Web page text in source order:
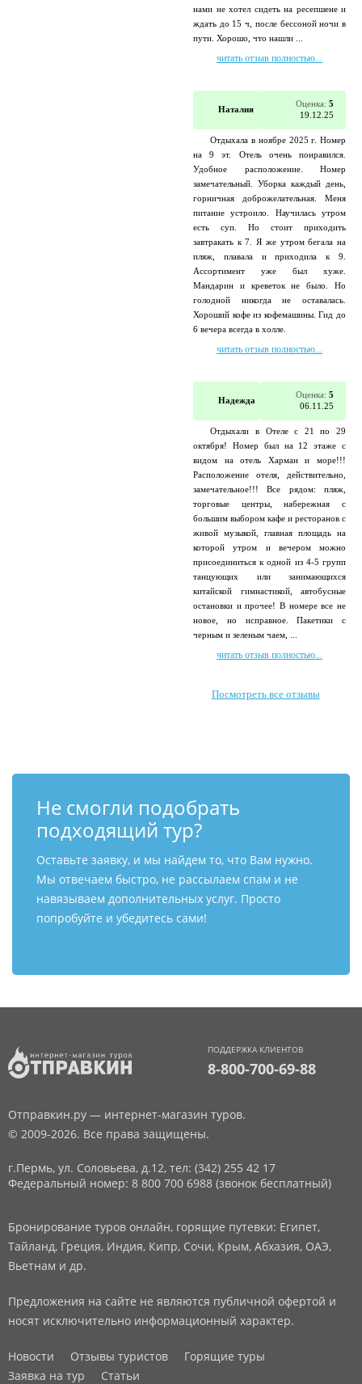
нами не хотел сидеть на ресепшене и
ждать до 15 ч, после бессоной ночи в
пути. Хорошо, что нашли ...
читать отзыв полностью...
Наталия
Оценка: 5
19.12.25
Отдыхала в ноябре 2025 г. Номер
на 9 эт. Отель очень понравился.
Удобное расположение. Номер
замечательный. Уборка каждый день,
горничная доброжелательная. Меня
питание устроило. Научилась утром
есть суп. Но стоит приходить
завтракать к 7. Я же утром бегала на
пляж, плавала и приходила к 9.
Ассортимент уже был хуже.
Мандарин и креветок не было. Но
голодной никогда не оставалась.
Хороший кофе из кофемашины. Гид до
6 вечера всегда в холле.
читать отзыв полностью...
Надежда
Оценка: 5
06.11.25
Отдыхали в Отеле с 21 по 29
октября! Номер был на 12 этаже с
видом на отель Харман и море!!!
Расположение отеля, действительно,
замечательное!!! Все рядом: пляж,
торговые центры, набережная с
большим выбором кафе и ресторанов с
живой музыкой, главная площадь на
которой утром и вечером можно
присоединиться к одной из 4-5 групп
танцующих или занимающихся
китайской гимнастикой, автобусные
остановки и прочее! В номере все не
новое, но исправное. Пакетики с
черным и зеленым чаем, ...
читать отзыв полностью...
Посмотреть все отзывы
Не смогли подобрать
подходящий тур?
Оставьте заявку, и мы найдем то, что Вам нужно.
Мы отвечаем быстро, не рассылаем спам и не
навязываем дополнительных услуг. Просто
попробуйте и убедитесь сами!
ПОДДЕРЖКА КЛИЕНТОВ
8-800-700-69-88
Отправкин.ру — интернет-магазин туров.
© 2009-2026. Все права защищены.
г.Пермь, ул. Соловьева, д.12, тел: (342) 255 42 17
Федеральный номер: 8 800 700 6988 (звонок бесплатный)
Бронирование туров онлайн, горящие путевки: Египет,
Тайланд, Греция, Индия, Кипр, Сочи, Крым, Абхазия, ОАЭ,
Вьетнам и др.
Предложения на сайте не являются публичной офертой и
носят исключительно информационный характер.
Новости Отзывы туристов
Горящие туры
Заявка на тур
Статьи